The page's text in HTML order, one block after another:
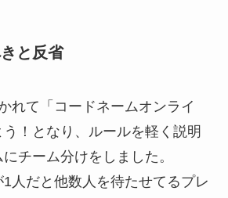
と反省
れて「コードネームオンライ
！となり、ルールを軽く説明
チーム分けをしました。
人だと他数人を待たせてるプレ